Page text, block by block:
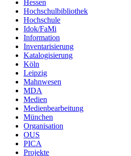
Hessen
Hochschulbibliothek
Hochschule
Idok/FaMi
Information
Inventarisierung
Katalogisierung
Köln
Leipzig
Mahnwesen
MDA
Medien
Medienbearbeitung
München
Organisation
OUS
PICA
Projekte